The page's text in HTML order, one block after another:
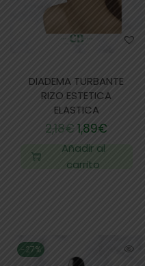
DIADEMA TURBANTE
RIZO ESTETICA
ELASTICA
2,18€1,89€
Añadir al
carrito
-27%